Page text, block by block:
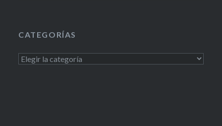
CATEGORÍAS
Categorías